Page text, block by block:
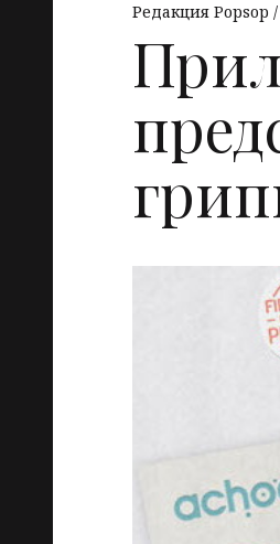
Редакция Popsop